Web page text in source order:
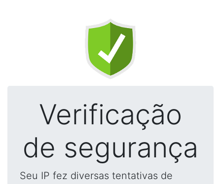
Verificação
de segurança
Seu IP fez diversas tentativas de